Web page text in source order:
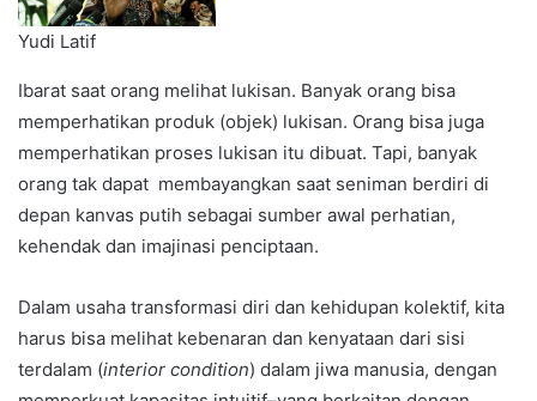
Yudi Latif
Ibarat saat orang melihat lukisan. Banyak orang bisa
memperhatikan produk (objek) lukisan. Orang bisa juga
memperhatikan proses lukisan itu dibuat. Tapi, banyak
orang tak dapat membayangkan saat seniman berdiri di
depan kanvas putih sebagai sumber awal perhatian,
kehendak dan imajinasi penciptaan.
Dalam usaha transformasi diri dan kehidupan kolektif, kita
harus bisa melihat kebenaran dan kenyataan dari sisi
terdalam (interior condition) dalam jiwa manusia, dengan